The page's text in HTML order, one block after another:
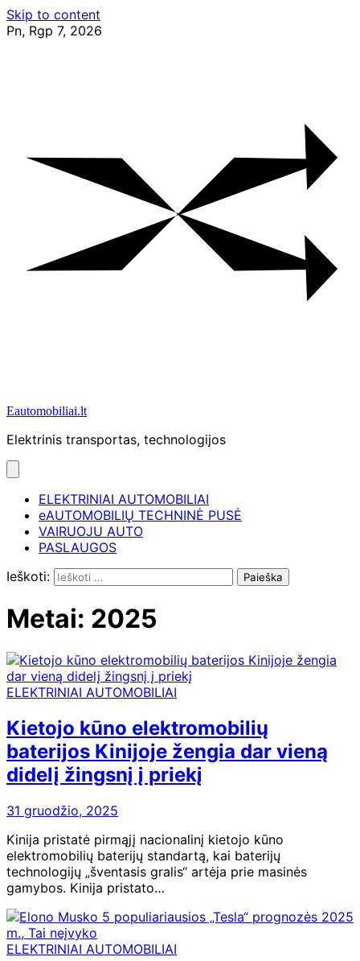
Skip to content
Pn, Rgp 7, 2026
Eautomobiliai.lt
Elektrinis transportas, technologijos
ELEKTRINIAI AUTOMOBILIAI
eAUTOMOBILIŲ TECHNINĖ PUSĖ
VAIRUOJU AUTO
PASLAUGOS
Ieškoti:
Metai: 2025
ELEKTRINIAI AUTOMOBILIAI
Kietojo kūno elektromobilių
baterijos Kinijoje žengia dar vieną
didelį žingsnį į priekį
31 gruodžio, 2025
Kinija pristatė pirmąjį nacionalinį kietojo kūno
elektromobilių baterijų standartą, kai baterijų
technologijų „šventasis gralis“ artėja prie masinės
gamybos. Kinija pristato…
ELEKTRINIAI AUTOMOBILIAI